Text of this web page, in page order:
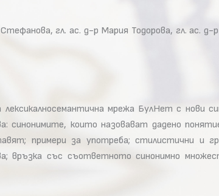
гл. ас. д-р Мария Тодорова, гл. ас.
мрежа БулНет с нови
синонимите, които назовават дадено
примери за употреба; стилистични и
връзка със съответното синонимно